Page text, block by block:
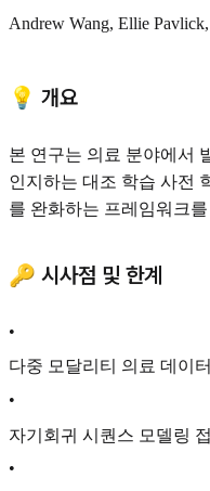
Andrew Wang, Ellie
💡 개요
본 연구는 의료 분야에서
인지하는 대조 학습 사전
를 완화하는 프레임워크
🔑 시사점 및 한계
•
다중 모달리티 의료 데이
•
자기회귀 시퀀스 모델링
•